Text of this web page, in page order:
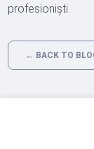
profesioniști.
← BACK TO